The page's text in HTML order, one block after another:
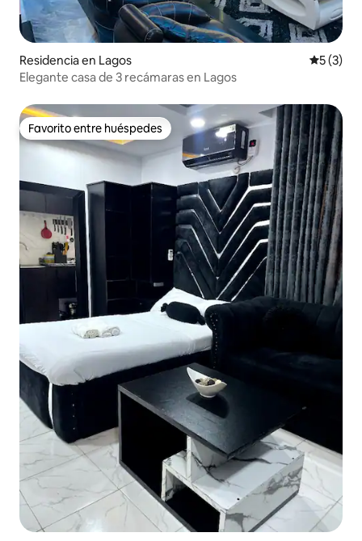
Residencia en Lagos
5 (3)
Elegante casa de 3 recámaras en Lagos
Favorito entre huéspedes
Favorito entre huéspedes